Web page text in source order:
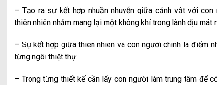
– Tạo ra sự kết hợp nhuần nhuyễn giữa cảnh vật với
thiên nhiên nhằm mang lại một không khí trong lành dịu mát
– Sự kết hợp giữa thiên nhiên và con người chính là điểm
từng ngôi thiệt thự.
– Trong từng thiết kế cần lấy con người làm trung tâm để